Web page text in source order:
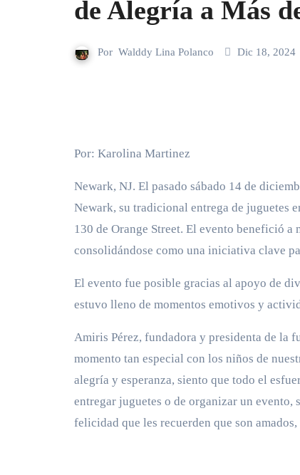
de Alegría a Más
Por Walddy Lina Polanco Dic 18, 2024
Por: Karolina Martinez
Newark, NJ. El pasado sábado 14 de
Newark, su tradicional entrega de juguetes
130 de Orange Street. El evento benefició
consolidándose como una iniciativa clave
El evento fue posible gracias al apoyo de
estuvo lleno de momentos emotivos y
Amiris Pérez, fundadora y presidenta de la
momento tan especial con los niños de
alegría y esperanza, siento que todo el
entregar juguetes o de organizar un evento,
felicidad que les recuerden que son